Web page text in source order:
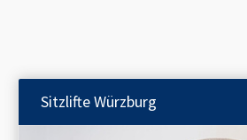
SitzlifteWürzburg